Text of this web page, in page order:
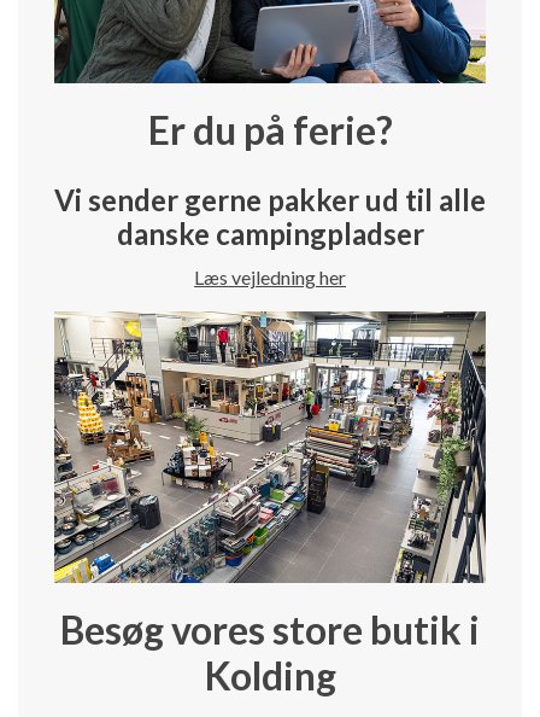
Er du på ferie?
Vi sender gerne pakker ud til alle
danske campingpladser
Læs vejledning her
Besøg vores store butik i
Kolding